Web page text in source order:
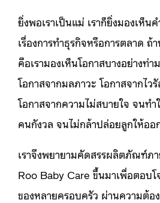
ยิ่งพอเราเป็นแม่ เราก็ยิ่งมองเห็นค
เรื่องการทำธุรกิจหรือการตลาด ถ้
คือเรามองเห็นโอกาสบางอย่างท่
โอกาสจากมลภาวะ โอกาสจากไว
โอกาสจากความไม่สบายใจ จน
คนกังวล จนไม่กล้าปล่อยลูกให้ออ
เราจึงพยายามคัดสรรผลิตภัณฑ์ภ
Roo Baby Care ขึ้นมาเพื่อตอบ
ของหลายครอบครัว ผ่านความต้